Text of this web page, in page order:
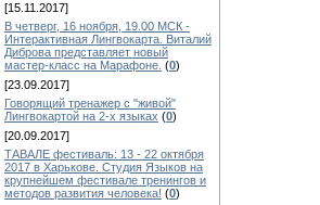
[15.11.2017]
В четверг, 16 ноября, 19.00 МСК -
Интерактивная Лингвокарта. Виталий
Диброва представляет новый
мастер-класс на Марафоне. (0)
[23.09.2017]
Говорящий тренажер с "живой"
Лингвокартой на 2-х языках (0)
[20.09.2017]
ТАВАЛЕ фестиваль: 13 - 22 октября
2017 в Харькове. Студия Языков на
крупнейшем фестивале тренингов и
методов развития человека! (0)